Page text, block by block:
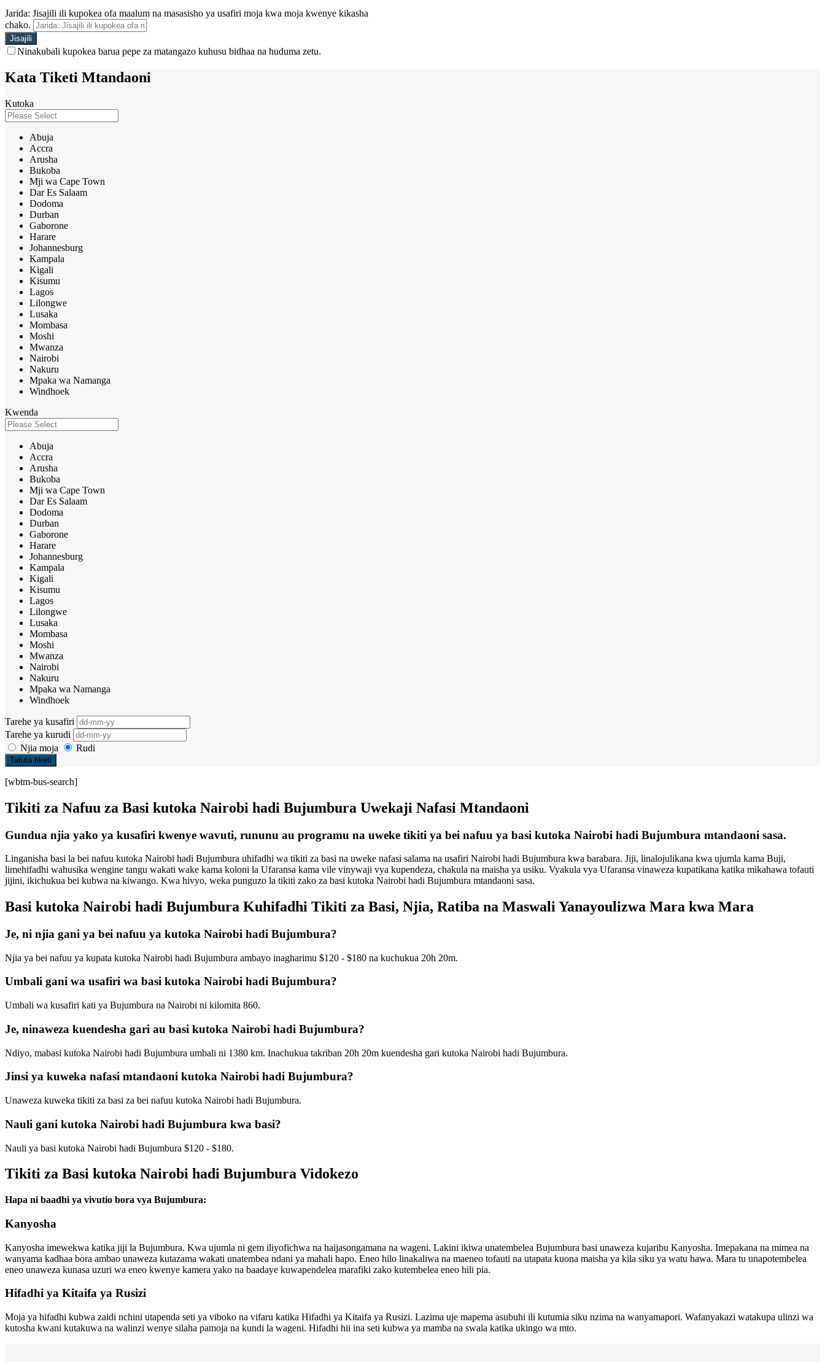
Jarida: Jisajili ili kupokea ofa maalum na masasisho ya usafiri moja kwa moja kwenye kikasha
chako.
Ninakubali kupokea barua pepe za matangazo kuhusu bidhaa na huduma zetu.
Kata Tiketi Mtandaoni
Kutoka
Abuja
Accra
Arusha
Bukoba
Mji wa Cape Town
Dar Es Salaam
Dodoma
Durban
Gaborone
Harare
Johannesburg
Kampala
Kigali
Kisumu
Lagos
Lilongwe
Lusaka
Mombasa
Moshi
Mwanza
Nairobi
Nakuru
Mpaka wa Namanga
Windhoek
Kwenda
Abuja
Accra
Arusha
Bukoba
Mji wa Cape Town
Dar Es Salaam
Dodoma
Durban
Gaborone
Harare
Johannesburg
Kampala
Kigali
Kisumu
Lagos
Lilongwe
Lusaka
Mombasa
Moshi
Mwanza
Nairobi
Nakuru
Mpaka wa Namanga
Windhoek
Tarehe ya kusafiri
Tarehe ya kurudi
Njia moja
Rudi
Tafuta tiketi
[wbtm-bus-search]
Tikiti za Nafuu za Basi kutoka Nairobi hadi Bujumbura Uwekaji Nafasi Mtandaoni
Gundua njia yako ya kusafiri kwenye wavuti, rununu au programu na uweke tikiti ya bei nafuu ya basi kutoka Nairobi hadi Bujumbura mtandaoni sasa.
Linganisha basi la bei nafuu kutoka Nairobi hadi Bujumbura uhifadhi wa tikiti za basi na uweke nafasi salama na usafiri Nairobi hadi Bujumbura kwa barabara. Jiji, linalojulikana kwa ujumla kama Buji,
limehifadhi wahusika wengine tangu wakati wake kama koloni la Ufaransa kama vile vinywaji vya kupendeza, chakula na maisha ya usiku. Vyakula vya Ufaransa vinaweza kupatikana katika mikahawa tofauti
jijini, ikichukua bei kubwa na kiwango. Kwa hivyo, weka punguzo la tikiti zako za basi kutoka Nairobi hadi Bujumbura mtandaoni sasa.
Basi kutoka Nairobi hadi Bujumbura Kuhifadhi Tikiti za Basi, Njia, Ratiba na Maswali Yanayoulizwa Mara kwa Mara
Je, ni njia gani ya bei nafuu ya kutoka Nairobi hadi Bujumbura?
Njia ya bei nafuu ya kupata kutoka Nairobi hadi Bujumbura ambayo inagharimu $120 - $180 na kuchukua 20h 20m.
Umbali gani wa usafiri wa basi kutoka Nairobi hadi Bujumbura?
Umbali wa kusafiri kati ya Bujumbura na Nairobi ni kilomita 860.
Je, ninaweza kuendesha gari au basi kutoka Nairobi hadi Bujumbura?
Ndiyo, mabasi kutoka Nairobi hadi Bujumbura umbali ni 1380 km. Inachukua takriban 20h 20m kuendesha gari kutoka Nairobi hadi Bujumbura.
Jinsi ya kuweka nafasi mtandaoni kutoka Nairobi hadi Bujumbura?
Unaweza kuweka tikiti za basi za bei nafuu kutoka Nairobi hadi Bujumbura.
Nauli gani kutoka Nairobi hadi Bujumbura kwa basi?
Nauli ya basi kutoka Nairobi hadi Bujumbura $120 - $180.
Tikiti za Basi kutoka Nairobi hadi Bujumbura Vidokezo
Hapa ni baadhi ya vivutio bora vya Bujumbura:
Kanyosha
Kanyosha imewekwa katika jiji la Bujumbura. Kwa ujumla ni gem iliyofichwa na haijasongamana na wageni. Lakini ikiwa unatembelea Bujumbura basi unaweza kujaribu Kanyosha. Imepakana na mimea na
wanyama kadhaa bora ambao unaweza kutazama wakati unatembea ndani ya mahali hapo. Eneo hilo linakaliwa na maeneo tofauti na utapata kuona maisha ya kila siku ya watu hawa. Mara tu unapotembelea
eneo unaweza kunasa uzuri wa eneo kwenye kamera yako na baadaye kuwapendelea marafiki zako kutembelea eneo hili pia.
Hifadhi ya Kitaifa ya Rusizi
Moja ya hifadhi kubwa zaidi nchini utapenda seti ya viboko na vifaru katika Hifadhi ya Kitaifa ya Rusizi. Lazima uje mapema asubuhi ili kutumia siku nzima na wanyamapori. Wafanyakazi watakupa ulinzi wa
kutosha kwani kutakuwa na walinzi wenye silaha pamoja na kundi la wageni. Hifadhi hii ina seti kubwa ya mamba na swala katika ukingo wa mto.